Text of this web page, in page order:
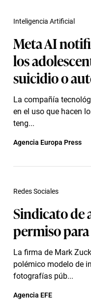
Meta AI
los
suicidio o
La compañía
en el uso que hacen
teng...
Inteligencia Artificial
Agencia Europa Press
Sindicato de
permiso
La firma de Mark
polémico modelo de
fotografías púb...
Redes Sociales
Agencia EFE